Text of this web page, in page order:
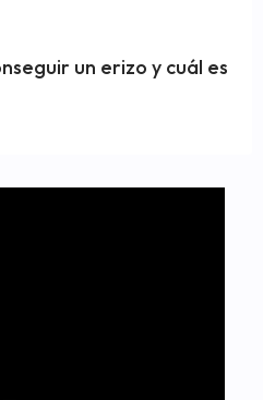
un erizo y cuál es